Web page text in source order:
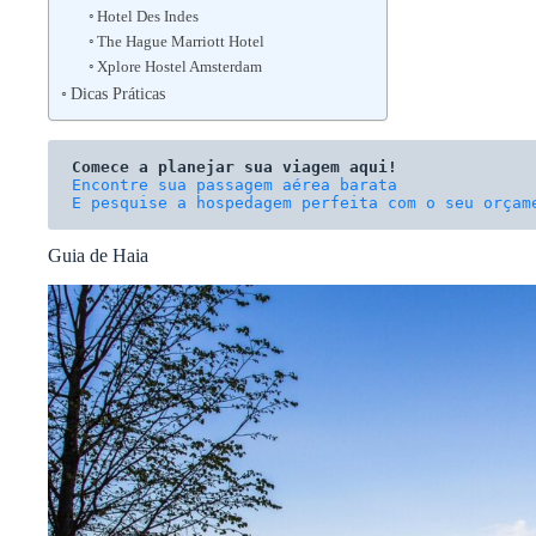
Hotel Des Indes
The Hague Marriott Hotel
Xplore Hostel Amsterdam
Dicas Práticas
Comece a planejar sua viagem aqui!
E pesquise a hospedagem perfeita com o seu
Guia de Haia